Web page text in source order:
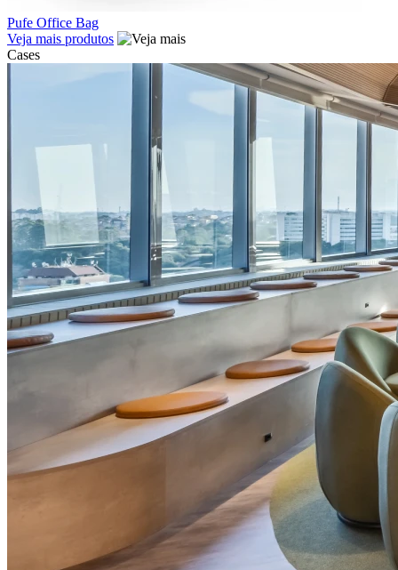
Pufe Office Bag
Veja mais produtos
Cases